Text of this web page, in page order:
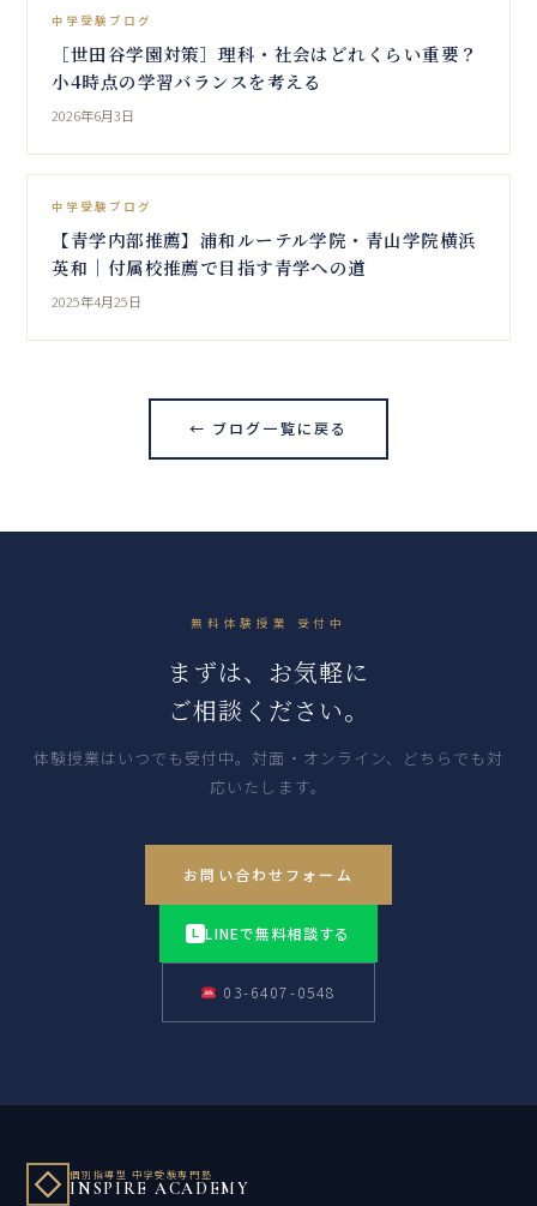
中学受験ブログ
［世田谷学園対策］理科・社会はどれくらい重要？
小4時点の学習バランスを考える
2026年6月3日
中学受験ブログ
【青学内部推薦】浦和ルーテル学院・青山学院横浜
英和｜付属校推薦で目指す青学への道
2025年4月25日
← ブログ一覧に戻る
無料体験授業 受付中
まずは、お気軽に
ご相談ください。
体験授業はいつでも受付中。対面・オンライン、どちらでも対
応いたします。
お問い合わせフォーム
L LINEで無料相談する
03-6407-0548
個別指導型 中学受験専門塾
INSPIRE ACADEMY